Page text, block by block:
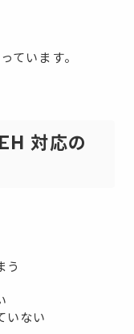
ています。
対応の
う
いない